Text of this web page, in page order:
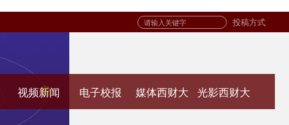
投稿方式
视频新闻 电子校报 媒体西财大 光影西财大